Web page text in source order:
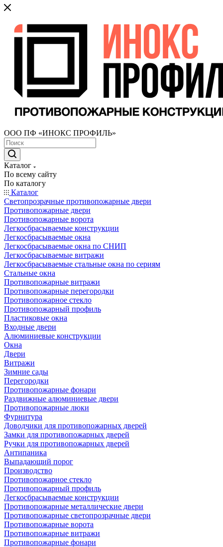
ООО ПФ «ИНОКС ПРОФИЛЬ»
Каталог
По всему сайту
По каталогу
Каталог
Светопрозрачные противопожарные двери
Противопожарные двери
Противопожарные ворота
Легкосбрасываемые конструкции
Легкосбрасываемые окна
Легкосбрасываемые окна по СНИП
Легкосбрасываемые витражи
Легкосбрасываемые стальные окна по сериям
Стальные окна
Противопожарные витражи
Противопожарные перегородки
Противопожарное стекло
Противопожарный профиль
Пластиковые окна
Входные двери
Алюминиевые конструкции
Окна
Двери
Витражи
Зимние сады
Перегородки
Противопожарные фонари
Раздвижные алюминиевые двери
Противопожарные люки
Фурнитура
Доводчики для противопожарных дверей
Замки для противопожарных дверей
Ручки для противопожарных дверей
Антипаника
Выпадающий порог
Производство
Противопожарное стекло
Противопожарный профиль
Легкосбрасываемые конструкции
Противопожарные металлические двери
Противопожарные светопрозрачные двери
Противопожарные ворота
Противопожарные витражи
Противопожарные фонари